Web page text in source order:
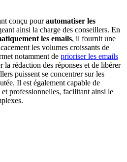
conçu pourautomatiser les
ainsi la charge des conseillers. En
les emails, il fournit une
les volumes croissants de
notamment de prioriser les emails
la rédaction des réponses et de libérer
puissent se concentrer sur les
Il est également capable de
et professionnelles, facilitant ainsi le